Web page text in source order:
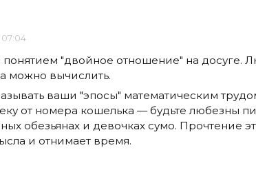
07:04
понятием "двойное отношение" на досуге.
можно вычислить.
ваши "эпосы" математическим
от номера кошелька — будьте любезны
обезьянах и девочках сумо. Прочтение
и отнимает время.